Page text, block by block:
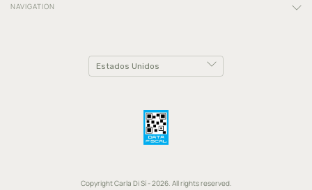
NAVIGATION
Copyright Carla Di Sí - 2026. All rights reserved.